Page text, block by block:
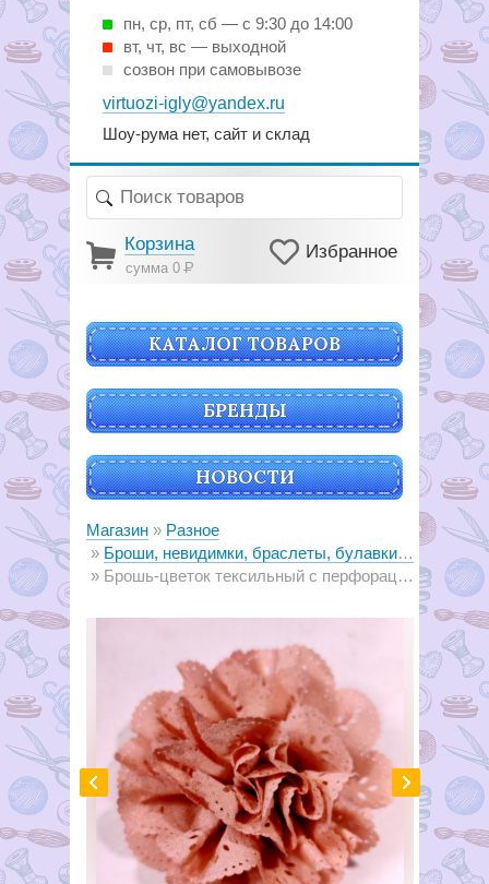
пн, ср, пт, cб — с 9:30 до 14:00
вт, чт, вс — выходной
созвон при самовывозе
virtuozi-igly@yandex.ru
Шоу-рума нет, сайт и склад
Корзина
сумма 0Р
Избранное
КАТАЛОГ ТОВАРОВ
БРЕНДЫ
НОВОСТИ
Магазин
Разное
Броши, невидимки, браслеты, булавки декоративные
Брошь-цветок тексильный с перфорацией, 9см, персик